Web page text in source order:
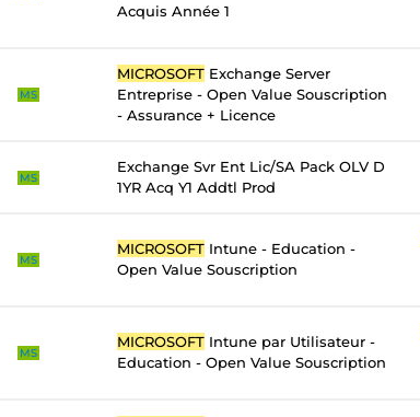
Acquis Année 1
MS
MICROSOFT Exchange Server
Entreprise - Open Value Souscription
- Assurance + Licence
MS
Exchange Svr Ent Lic/SA Pack OLV D
1YR Acq Y1 Addtl Prod
MS
MICROSOFT Intune - Education -
Open Value Souscription
MS
MICROSOFT Intune par Utilisateur -
Education - Open Value Souscription